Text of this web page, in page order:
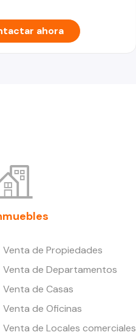
ahora
Venta de Propiedades
Venta de Departamentos
Venta de Casas
Venta de Oficinas
Venta de Locales comerciales